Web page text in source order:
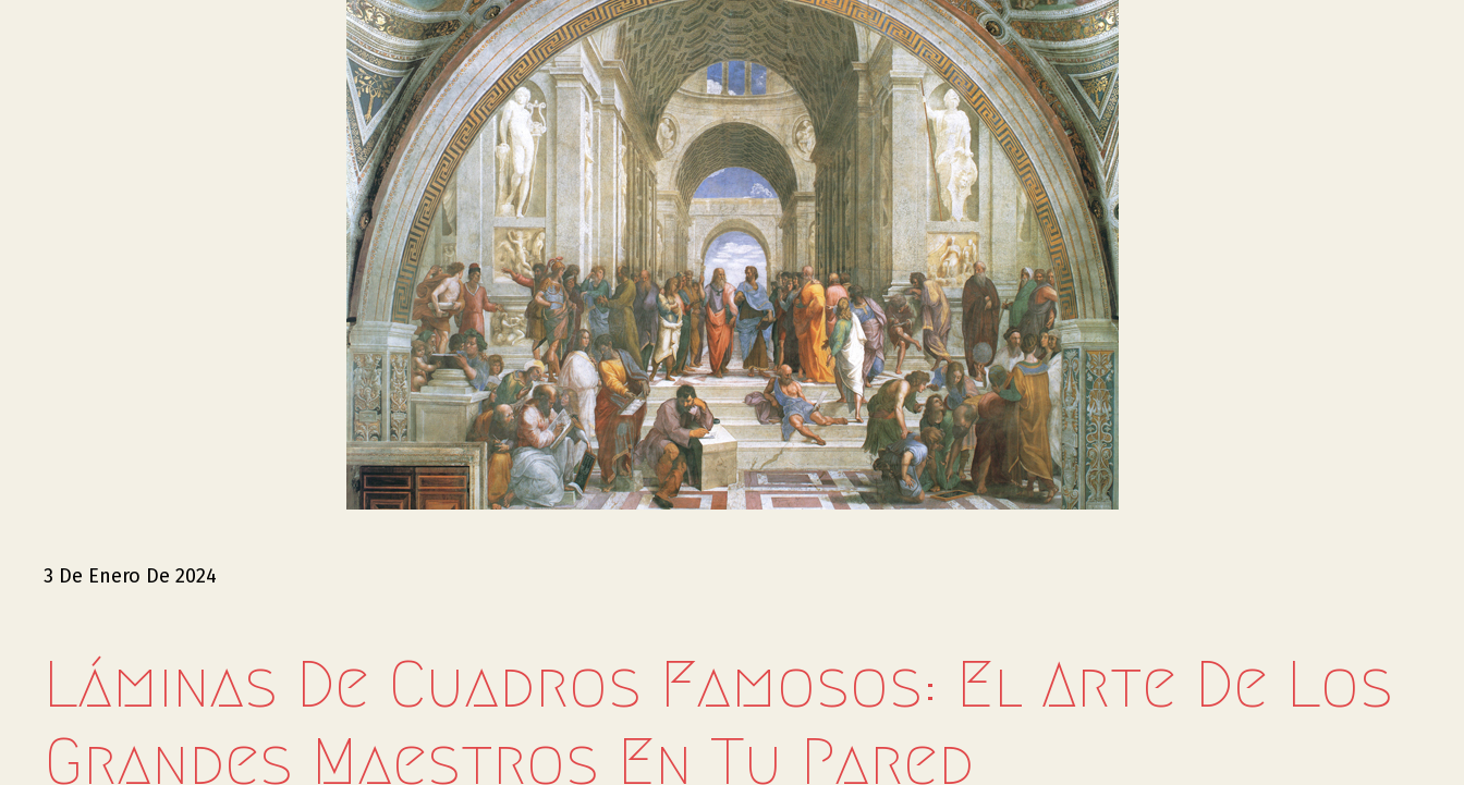
3 De Enero De 2024
Láminas De Cuadros Famosos: El Arte De Los
Grandes Maestros En Tu Pared